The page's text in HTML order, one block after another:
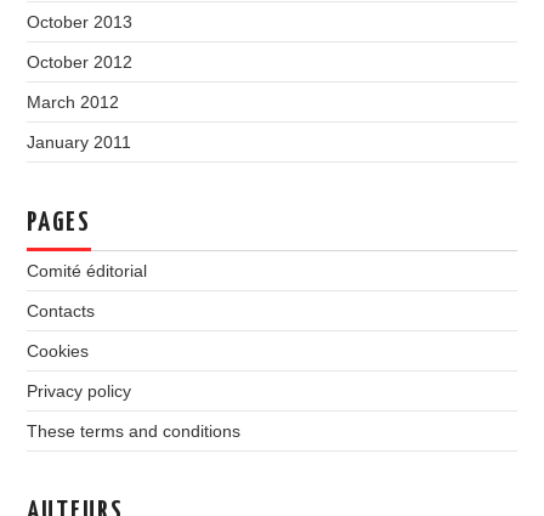
October 2013
October 2012
March 2012
January 2011
PAGES
Comité éditorial
Contacts
Cookies
Privacy policy
These terms and conditions